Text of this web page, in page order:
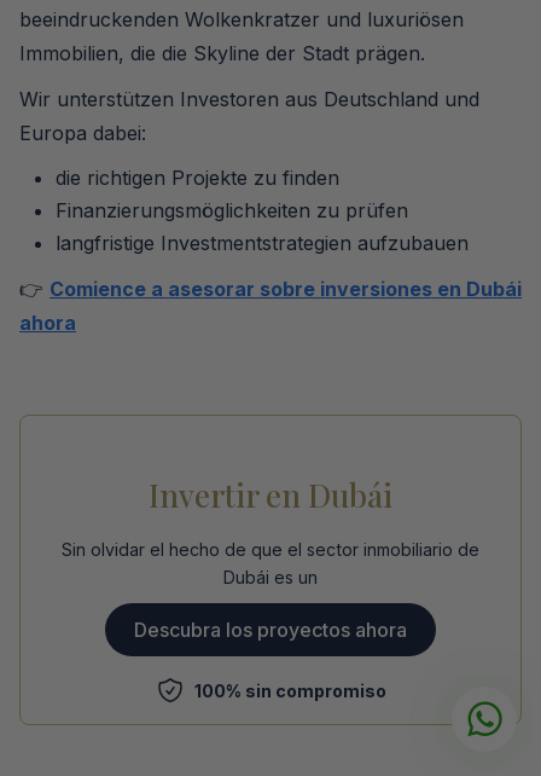
beeindruckenden Wolkenkratzer und luxuriösen
Immobilien, die die Skyline der Stadt prägen.
Wir unterstützen Investoren aus Deutschland und
Europa dabei:
die richtigen Projekte zu finden
Finanzierungsmöglichkeiten zu prüfen
langfristige Investmentstrategien aufzubauen
👉 Comience a asesorar sobre inversiones en Dubái
ahora
Invertir en Dubái
Sin olvidar el hecho de que el sector inmobiliario de
Dubái es un
Descubra los proyectos ahora
100% sin compromiso